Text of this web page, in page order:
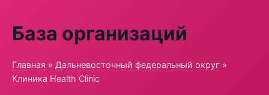
База организаций
Главная » Дальневосточный федеральный округ »
Клиника Health Clinic